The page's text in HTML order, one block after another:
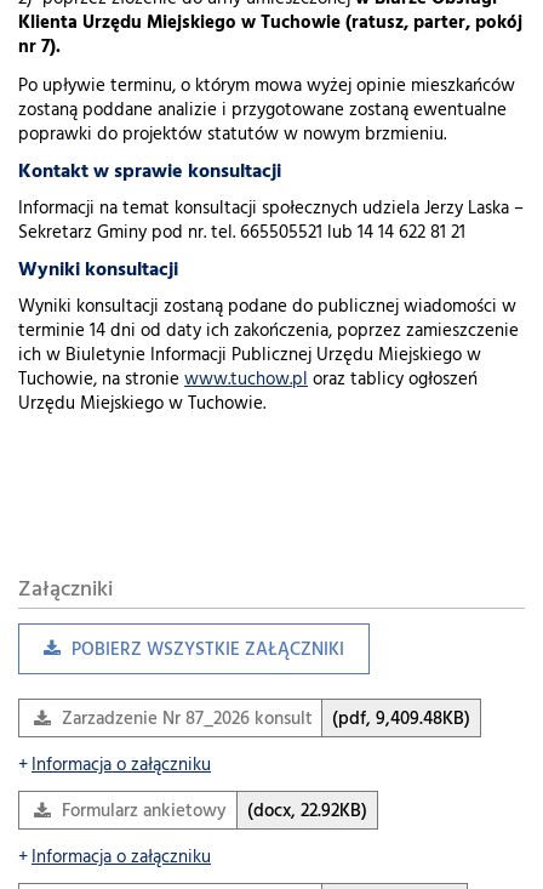
Klienta Urzędu Miejskiego w Tuchowie (ratusz, parter, pokój
nr 7).
Po upływie terminu, o którym mowa wyżej opinie mieszkańców
zostaną poddane analizie i przygotowane zostaną ewentualne
poprawki do projektów statutów w nowym brzmieniu.
Kontakt w sprawie konsultacji
Informacji na temat konsultacji społecznych udziela Jerzy Laska –
Sekretarz Gminy pod nr. tel. 665505521 lub 14 14 622 81 21
Wyniki konsultacji
Wyniki konsultacji zostaną podane do publicznej wiadomości w
terminie 14 dni od daty ich zakończenia, poprzez zamieszczenie
ich w Biuletynie Informacji Publicznej Urzędu Miejskiego w
Tuchowie, na stroniewww.tuchow.ploraz tablicy ogłoszeń
Urzędu Miejskiego w Tuchowie.
Załączniki
POBIERZ WSZYSTKIE ZAŁĄCZNIKI
Zarzadzenie Nr 87_2026
(pdf, 9,409.48KB)
Informacja o załączniku
Formularz ankietowy
(docx, 22.92KB)
Informacja o załączniku